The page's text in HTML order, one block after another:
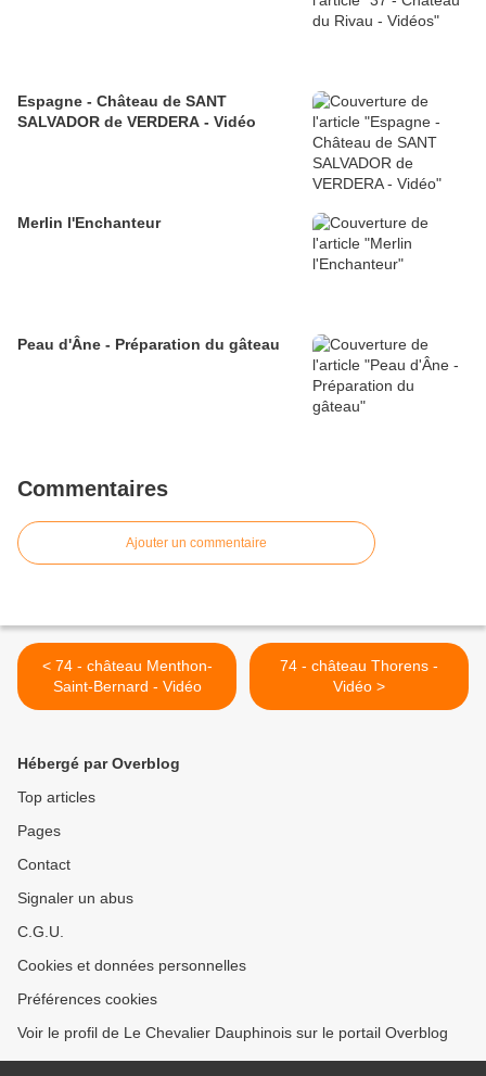
Espagne - Château de SANT
SALVADOR de VERDERA - Vidéo
Merlin l'Enchanteur
Peau d'Âne - Préparation du gâteau
Commentaires
Ajouter un commentaire
< 74 - château Menthon-
Saint-Bernard - Vidéo
74 - château Thorens -
Vidéo >
Hébergé par Overblog
Top articles
Pages
Contact
Signaler un abus
C.G.U.
Cookies et données personnelles
Préférences cookies
Voir le profil de Le Chevalier Dauphinois sur le portail Overblog